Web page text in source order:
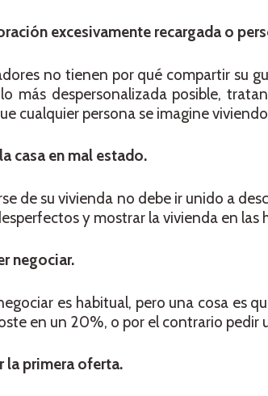
excesivamente recargada o
no tienen por qué compartir su
más despersonalizada posible,
cualquier persona se imagine
casa en mal estado.
de su vivienda no debe ir unido a
y mostrar la vivienda en las
negociar.
es habitual, pero una cosa es
en un 20%, o por el contrario
la primera oferta.